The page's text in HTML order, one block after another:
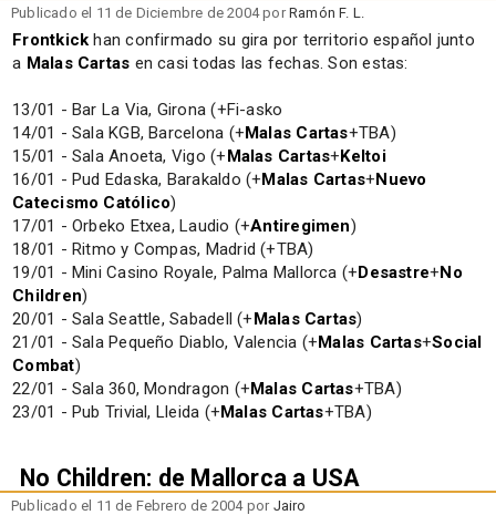
Publicado el 11 de Diciembre de 2004 porRamón F. L.
Frontkick han confirmado su gira por territorio español junto
a Malas Cartas en casi todas las fechas. Son estas:
13/01 - Bar La Via, Girona (+Fi-asko
14/01 - Sala KGB, Barcelona (+Malas Cartas+TBA)
15/01 - Sala Anoeta, Vigo (+Malas Cartas+Keltoi
16/01 - Pud Edaska, Barakaldo (+Malas Cartas+Nuevo
Catecismo Católico)
17/01 - Orbeko Etxea, Laudio (+Antiregimen)
18/01 - Ritmo y Compas, Madrid (+TBA)
19/01 - Mini Casino Royale, Palma Mallorca (+Desastre+No
Children)
20/01 - Sala Seattle, Sabadell (+Malas Cartas)
21/01 - Sala Pequeño Diablo, Valencia (+Malas Cartas+Social
Combat)
22/01 - Sala 360, Mondragon (+Malas Cartas+TBA)
23/01 - Pub Trivial, Lleida (+Malas Cartas+TBA)
No Children: de Mallorca a USA
Publicado el 11 de Febrero de 2004 por Jairo